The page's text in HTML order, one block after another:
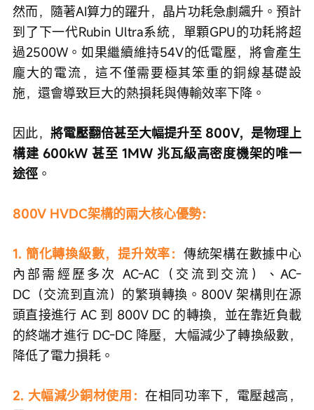
然而，隨著AI算力的躍升，晶片功耗急劇飆升。預計
到了下一代Rubin Ultra系統，單顆GPU的功耗將超
過2500W。如果繼續維持54V的低電壓，將會產生
龐大的電流，這不僅需要極其笨重的銅線基礎設
施，還會導致巨大的熱損耗與傳輸效率下降。
因此， 將電壓翻倍甚至大幅提升至 800V，是物理上
構建 600kW 甚至 1MW 兆瓦級高密度機架的唯一
途徑 。
800V HVDC架構的兩大核心優勢：
1. 簡化轉換級數，提升效率： 傳統架構在數據中心
內部需經歷多次 AC-AC（交流到交流）、AC-
DC（交流到直流）的繁瑣轉換。800V 架構則在源
頭直接進行 AC 到 800V DC 的轉換，並在靠近負載
的終端才進行 DC-DC 降壓，大幅減少了轉換級數，
降低了電力損耗。
2. 大幅減少銅材使用：在相同功率下，電壓越高，